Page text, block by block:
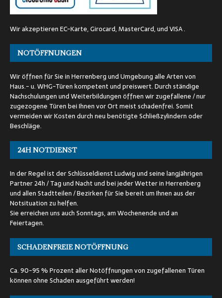
Wir akzeptieren EC-Karte, Girocard, MasterCard, und VISA .
NOTÖFFNUNGEN
Wir öffnen für Sie in Herrenberg und Umgebung alle Arten von
Haus.- u. WHG-Türen kompetent und preiswert. Durch ständige
Nachschulungen und Weiterbildungen öffnen wir zugefallene / nur
zugezogene Türen bei Ihnen vor Ort meist schadenfrei. Somit
vermeiden wir Kosten durch neu benötigte Schließzylindern oder
Beschläge.
24H NOTDIENST
In der Regel ist der Schlüsseldienst Ludwig und seine langjährigen
Partner 24h / Tag und Nacht und bei jeder Wetter in Herrenberg
und allen Stadtteilen / Bezirken für Sie bereit um Ihnen aus der
Notsituation zu helfen.
Sie erreichen uns auch Sonntags, am Wochenende und an
Feiertagen.
SCHADENFREIE NOTÖFFNUNG
Ca. 90-95 % Prozent aller Notöffnungen von zugefallenen Türen
können ohne Schaden ausgeführt werden!